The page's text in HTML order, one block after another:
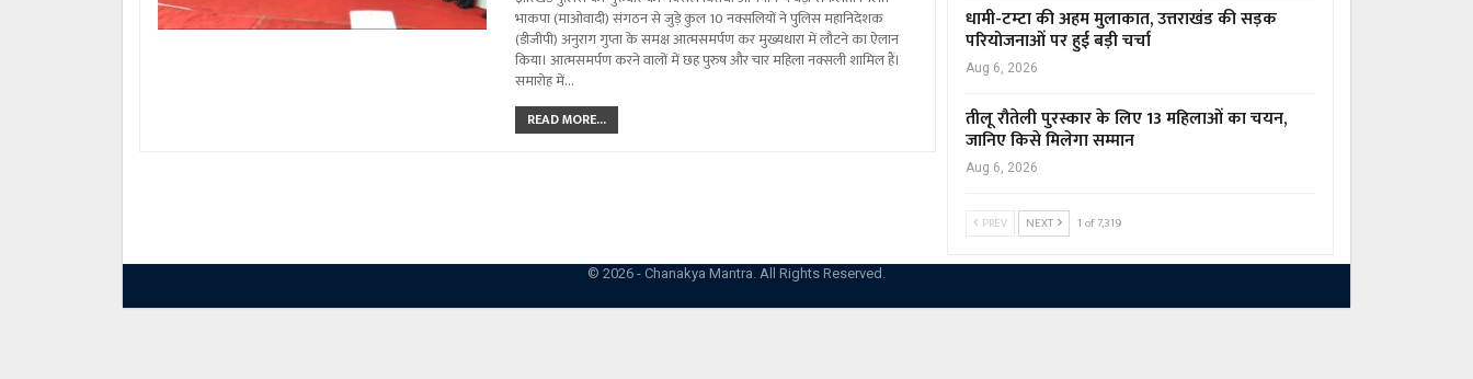
भाकपा (माओवादी) संगठन से जुड़े कुल 10 नक्सलियों ने पुलिस महानिदेशक
(डीजीपी) अनुराग गुप्ता के समक्ष आत्मसमर्पण कर मुख्यधारा में लौटने का ऐलान
किया। आत्मसमर्पण करने वालों में छह पुरुष और चार महिला नक्सली शामिल हैं।
समारोह में…
READ MORE...
धामी-टम्टा की अहम मुलाकात, उत्तराखंड की सड़क
परियोजनाओं पर हुई बड़ी चर्चा
Aug 6, 2026
तीलू रौतेली पुरस्कार के लिए 13 महिलाओं का चयन,
जानिए किसे मिलेगा सम्मान
Aug 6, 2026
PREV NEXT 1 of 7,319
© 2026 - Chanakya Mantra. All Rights Reserved.